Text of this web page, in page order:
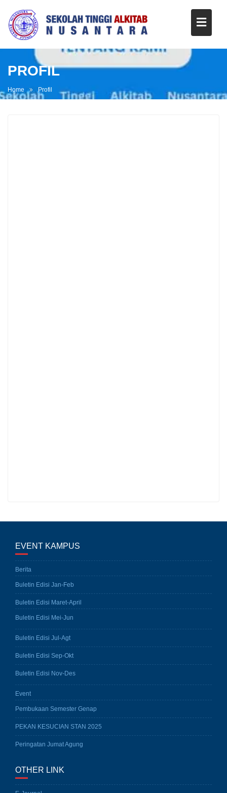
PROFIL
Home Profil
EVENT KAMPUS
Berita
Buletin Edisi Jan-Feb
Buletin Edisi Maret-April
Buletin Edisi Mei-Jun
Buletin Edisi Jul-Agt
Buletin Edisi Sep-Okt
Buletin Edisi Nov-Des
Event
Pembukaan Semester Genap
PEKAN KESUCIAN STAN 2025
Peringatan Jumat Agung
OTHER LINK